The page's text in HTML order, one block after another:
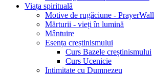
Viața spirituală
Motive de rugăciune - PrayerWall
Mărturii - vieți în lumină
Mântuire
Esența creștinismului
Curs Bazele creștinismului
Curs Ucenicie
Intimitate cu Dumnezeu